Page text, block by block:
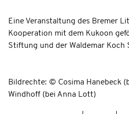
Eine Veranstaltung des Bremer
Kooperation mit dem Kukoon
Stiftung und der Waldemar Koch
Bildrechte: © Cosima Hanebeck
Windhoff (bei Anna Lott)